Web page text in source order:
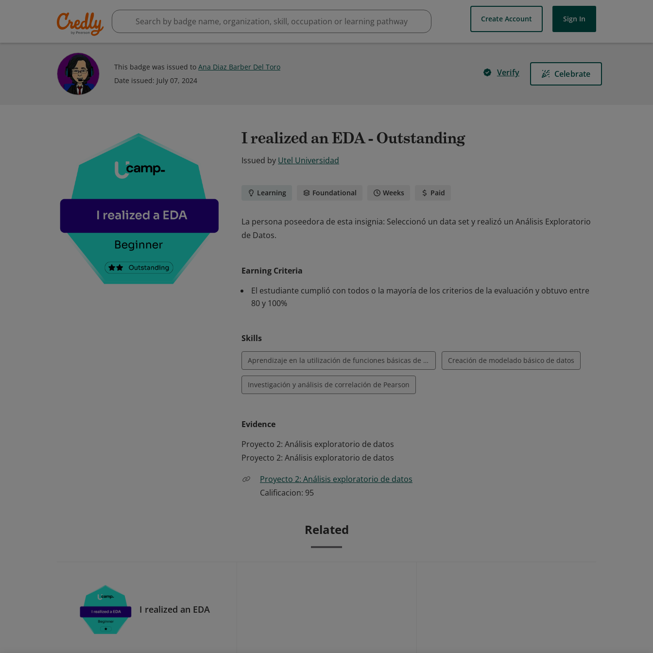
Create Account Sign In
This badge was issued to Ana Diaz Barber Del Toro
Date issued: July 07, 2024
Verify Celebrate
I realized an EDA - Outstanding
Issued by Utel Universidad
Learning Foundational Weeks Paid
La persona poseedora de esta insignia: Seleccionó un data set y realizó un Análisis Exploratorio
de Datos.
Earning Criteria
El estudiante cumplió con todos o la mayoría de los criterios de la evaluación y obtuvo entre
80 y 100%
Skills
Aprendizaje en la utilización de funciones básicas de estadística desde Excel Creación de modelado básico de datos
Investigación y análisis de correlación de Pearson
Evidence
Proyecto 2: Análisis exploratorio de datos
Proyecto 2: Análisis exploratorio de datos
Proyecto 2: Análisis exploratorio de datos
Calificacion: 95
Related
I realized an EDA